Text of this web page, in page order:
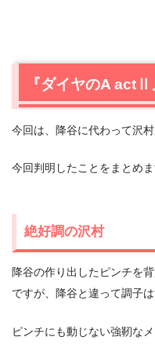
『ダイヤのA
今回は、降谷に代わって沢
今回判明したことをまとめま
絶好調の沢村
降谷の作り出したピンチを
ですが、降谷と違って調子
ピンチにも動じない強靭な